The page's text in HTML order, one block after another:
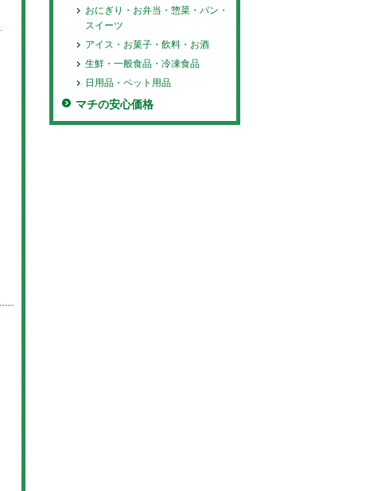
おにぎり・お弁当・惣菜・パン・
スイーツ
アイス・お菓子・飲料・お酒
生鮮・一般食品・冷凍食品
日用品・ペット用品
マチの安心価格